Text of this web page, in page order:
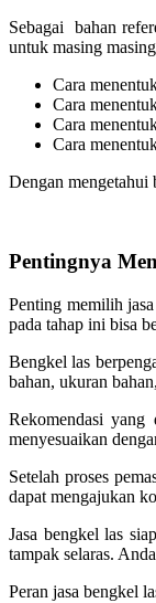
Sebagai bahan
untuk masing
Cara
Cara
Cara
Cara
Dengan mengetahui
Pentingnya
Penting memilih
pada tahap ini bisa
Bengkel las
bahan, ukuran
Rekomendasi yang
menyesuaikan
Setelah proses
dapat mengajukan
Jasa bengkel las
tampak selaras.
Peran jasa bengkel